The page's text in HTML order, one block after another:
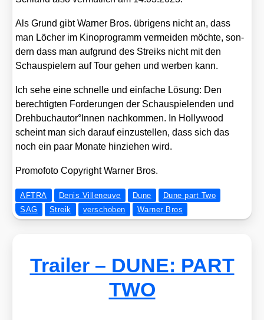
Als Grund gibt War­ner Bros. übri­gens nicht an, dass
man Löcher im Kino­pro­gramm ver­mei­den möch­te, son­
dern dass man auf­grund des Streiks nicht mit den
Schau­spie­lern auf Tour gehen und wer­ben kann.
Ich sehe eine schnel­le und ein­fa­che Lösung: Den
berech­tig­ten For­de­run­gen der Schau­spie­len­den und
Drehbuchautor°Innen nach­kom­men. In Hol­ly­wood
scheint man sich dar­auf ein­zu­stel­len, dass sich das
noch ein paar Mona­te hin­zie­hen wird.
Pro­mo­fo­to Copy­right War­ner Bros.
AFTRA Denis Villeneuve Dune
Dune part Two
SAG
Streik verschoben Warner Bros
Trailer – DUNE: PART
TWO